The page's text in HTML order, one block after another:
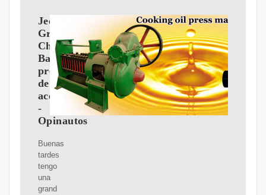
Jeep
Grand
Cherokee:
Baja
presión
de
aceite
-
Opinautos
Buenas
tardes
tengo
una
grand